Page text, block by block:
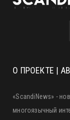
«ScandiNews» -